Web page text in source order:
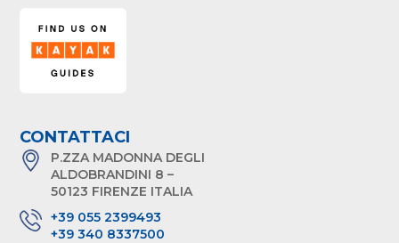
CONTATTACI
P.ZZA MADONNA DEGLI
ALDOBRANDINI 8 –
50123 FIRENZE ITALIA
+39 055 2399493
+39 340 8337500